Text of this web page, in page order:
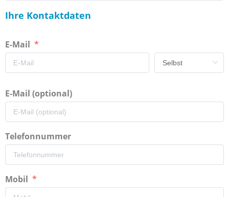
Ihre Kontaktdaten
E-Mail
E-Mail (optional)
Telefonnummer
Mobil